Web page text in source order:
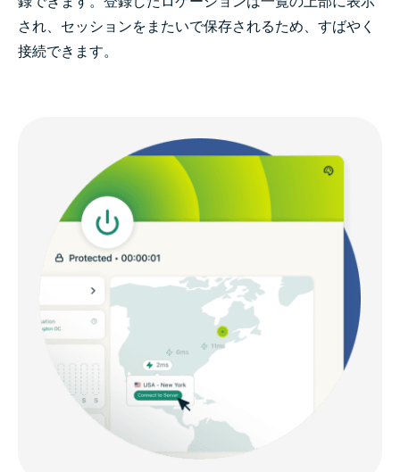
され、セッションをまたいで保存されるため、すばやく
接続できます。